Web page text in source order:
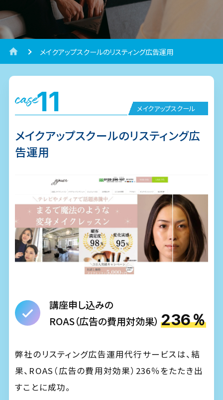
メイクアップスクールのリスティング広告運用
case11
メイクアップスクールのリスティング広
告運用
メイクアップスクール
講座申し込みの
ROAS（広告の費用対効果） 236％
弊社のリスティング広告運用代行サービスは、結
果、ROAS（広告の費用対効果）236％をたたき出
すことに成功。